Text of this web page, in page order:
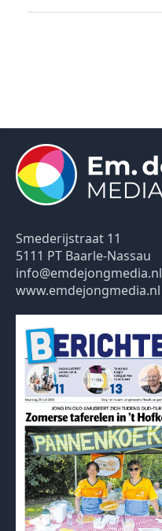
Smederijstraat 11
5111 PT Baarle-Nassau
info@emdejongmedia.nl
www.emdejongmedia.nl